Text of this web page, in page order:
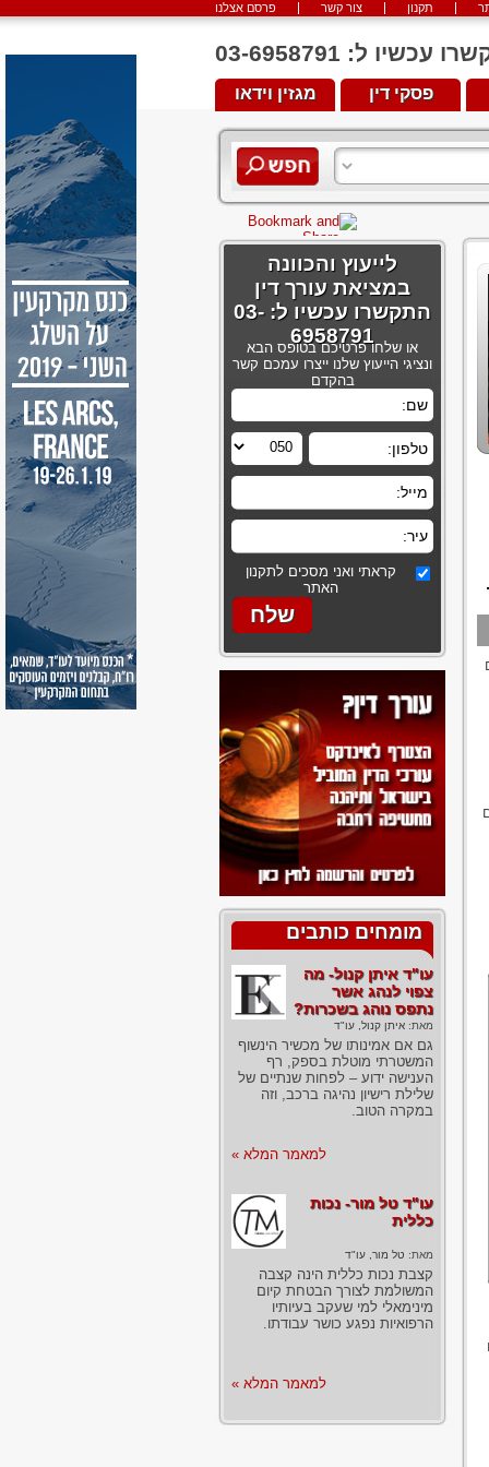
פרסם אצלנו צור קשר תקנון
ל: 03-6958791
מגזין וידאו פסקי דין
לייעוץ והכוונה
במציאת עורך דין
התקשרו עכשיו ל: 03-
6958791
או שלחו פרטיכם בטופס הבא
ונציגי הייעוץ שלנו ייצרו עמכם קשר
בהקדם
קראתי ואני מסכים לתקנון
האתר
מומחים כותבים
עו"ד איתן קנול- מה
צפוי לנהג אשר
נתפס נוהג בשכרות?
מאת: איתן קנול, עו"ד
גם אם אמינותו של מכשיר הינשוף
המשטרתי מוטלת בספק, רף
הענישה ידוע – לפחות שנתיים של
שלילת רישיון נהיגה ברכב, וזה
במקרה הטוב.
למאמר המלא »
עו"ד טל מור- נכות
כללית
מאת: טל מור, עו"ד
קצבת נכות כללית הינה קצבה
המשולמת לצורך הבטחת קיום
מינימאלי למי שעקב בעיותיו
הרפואיות נפגע כושר עבודתו.
למאמר המלא »